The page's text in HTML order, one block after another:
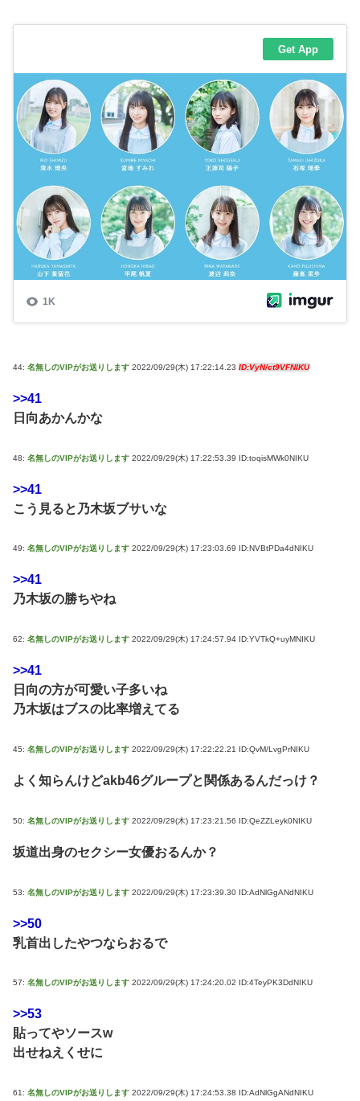
44: 名無しのVIPがお送りします 2022/09/29(木) 17:22:14.23 ID:VyN/ct9VFNIKU
>>41
日向あかんかな
48: 名無しのVIPがお送りします 2022/09/29(木) 17:22:53.39 ID:toqisMWk0NIKU
>>41
こう見ると乃木坂ブサいな
49: 名無しのVIPがお送りします 2022/09/29(木) 17:23:03.69 ID:NVBtPDa4dNIKU
>>41
乃木坂の勝ちやね
62: 名無しのVIPがお送りします 2022/09/29(木) 17:24:57.94 ID:YVTkQ+uyMNIKU
>>41
日向の方が可愛い子多いね
乃木坂はブスの比率増えてる
45: 名無しのVIPがお送りします 2022/09/29(木) 17:22:22.21 ID:QvM/LvgPrNIKU
よく知らんけどakb46グループと関係あるんだっけ？
50: 名無しのVIPがお送りします 2022/09/29(木) 17:23:21.56 ID:QeZZLeyk0NIKU
坂道出身のセクシー女優おるんか？
53: 名無しのVIPがお送りします 2022/09/29(木) 17:23:39.30 ID:AdNlGgANdNIKU
>>50
乳首出したやつならおるで
57: 名無しのVIPがお送りします 2022/09/29(木) 17:24:20.02 ID:4TeyPK3DdNIKU
>>53
貼ってやソースw
出せねえくせに
61: 名無しのVIPがお送りします 2022/09/29(木) 17:24:53.38 ID:AdNlGgANdNIKU